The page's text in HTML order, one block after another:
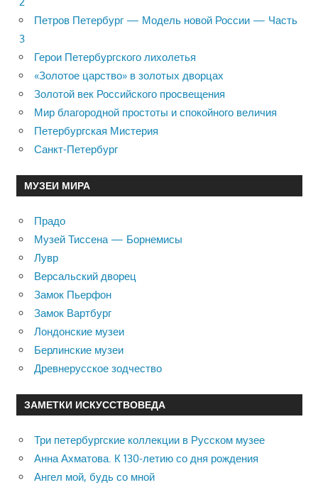
Петров Петербург — Модель новой России — Часть
3
Герои Петербургского лихолетья
«Золотое царство» в золотых дворцах
Золотой век Российского просвещения
Мир благородной простоты и спокойного величия
Петербургская Мистерия
Санкт-Петербург
МУЗЕИ МИРА
Прадо
Музей Тиссена — Борнемисы
Лувр
Версальский дворец
Замок Пьерфон
Замок Вартбург
Лондонские музеи
Берлинские музеи
Древнерусское зодчество
ЗАМЕТКИ ИСКУССТВОВЕДА
Три петербургские коллекции в Русском музее
Анна Ахматова. К 130-летию со дня рождения
Ангел мой, будь со мной